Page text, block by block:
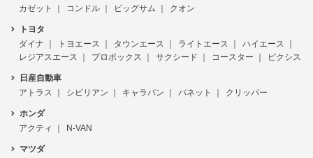
カゼット
コンドル ビッグサム クオン
トヨタ
ダイナ
トヨエース タウンエース ライトエース
ハイエース
レジアスエース
プロボックス サクシード コースター ピクシス
日産自動車
アトラス
シビリアン キャラバン バネット クリッパー
ホンダ
アクティ
N-VAN
マツダ